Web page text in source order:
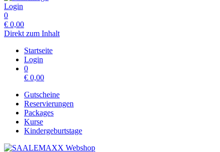
Login
0
€ 0,00
Direkt zum Inhalt
Startseite
Login
0
€ 0,00
Gutscheine
Reservierungen
Packages
Kurse
Kindergeburtstage